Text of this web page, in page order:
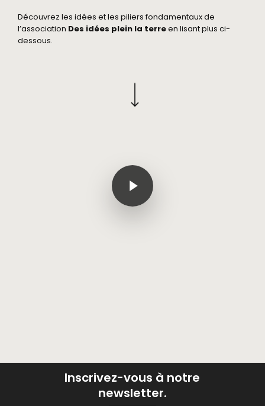
Découvrez les idées et les piliers fondamentaux de
l’association Des idées plein la terreen lisant plus ci-
dessous.
Play Video
Inscrivez-vous à notre
newsletter.